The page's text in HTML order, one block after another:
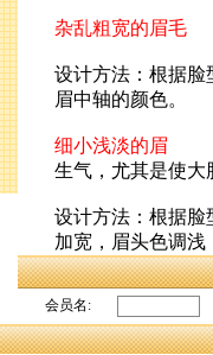
杂乱粗宽的眉毛
设计方法：根据脸
眉中轴的颜色。
细小浅淡的眉
生气，尤其是使大
设计方法：根据脸
加宽，眉头色调
会员名: